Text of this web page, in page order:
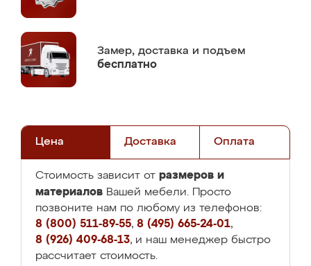
Замер, доставка и подъем
бесплатно
Цена Доставка Оплата
Стоимость зависит от размеров и
материалов Вашей мебели. Просто
позвоните нам по любому из телефонов:
8 (800) 511-89-55, 8 (495) 665-24-01,
8 (926) 409-68-13, и наш менеджер быстро
рассчитает стоимость.